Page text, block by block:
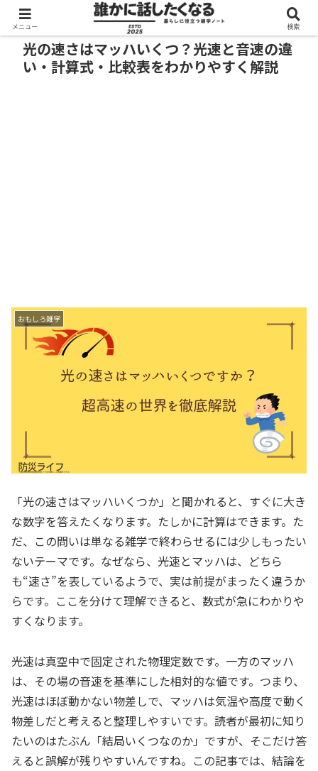
光の速さはマッハいくつ？光速と音速の違
い・計算式・比較表をわかりやすく解説
おもしろ雑学
「光の速さはマッハいくつか」と聞かれると、すぐに大き
な数字を答えたくなります。たしかに計算はできます。た
だ、この問いは単なる雑学で終わらせるには少しもったい
ないテーマです。なぜなら、光速とマッハは、どちら
も“速さ”を表しているようで、実は前提がまったく違うか
らです。ここを分けて理解できると、数式が急にわかりや
すくなります。
光速は真空中で固定された物理定数です。一方のマッハ
は、その場の音速を基準にした相対的な値です。つまり、
光速はほぼ動かない物差しで、マッハは気温や高度で動く
物差しだと考えると整理しやすいです。読者が最初に知り
たいのはたぶん「結局いくつなのか」ですが、そこだけ答
えると誤解が残りやすいんですね。この記事では、結論を
メニュー 検索